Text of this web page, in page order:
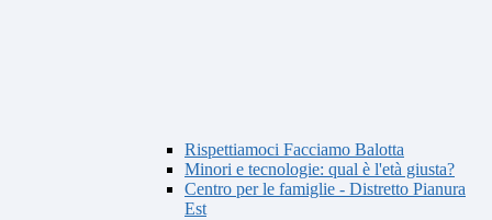
Rispettiamoci Facciamo Balotta
Minori e tecnologie: qual è l'età giusta?
Centro per le famiglie - Distretto Pianura
Est